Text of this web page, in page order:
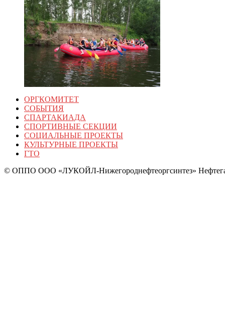
ОРГКОМИТЕТ
СОБЫТИЯ
СПАРТАКИАДА
СПОРТИВНЫЕ СЕКЦИИ
СОЦИАЛЬНЫЕ ПРОЕКТЫ
КУЛЬТУРНЫЕ ПРОЕКТЫ
ГТО
© ОППО ООО «ЛУКОЙЛ-Нижегороднефтеоргсинтез»